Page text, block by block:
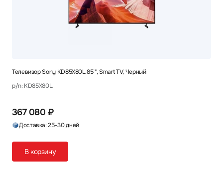
Телевизор Sony KD85X80L 85 ", Smart TV, Черный
p/n: KD85X80L
367 080 ₽
Доставка: 25-30 дней
В корзину